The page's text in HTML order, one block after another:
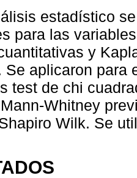
estadístico
para las
y
Se aplicaron para
test de chi
Whitney
Wilk. Se